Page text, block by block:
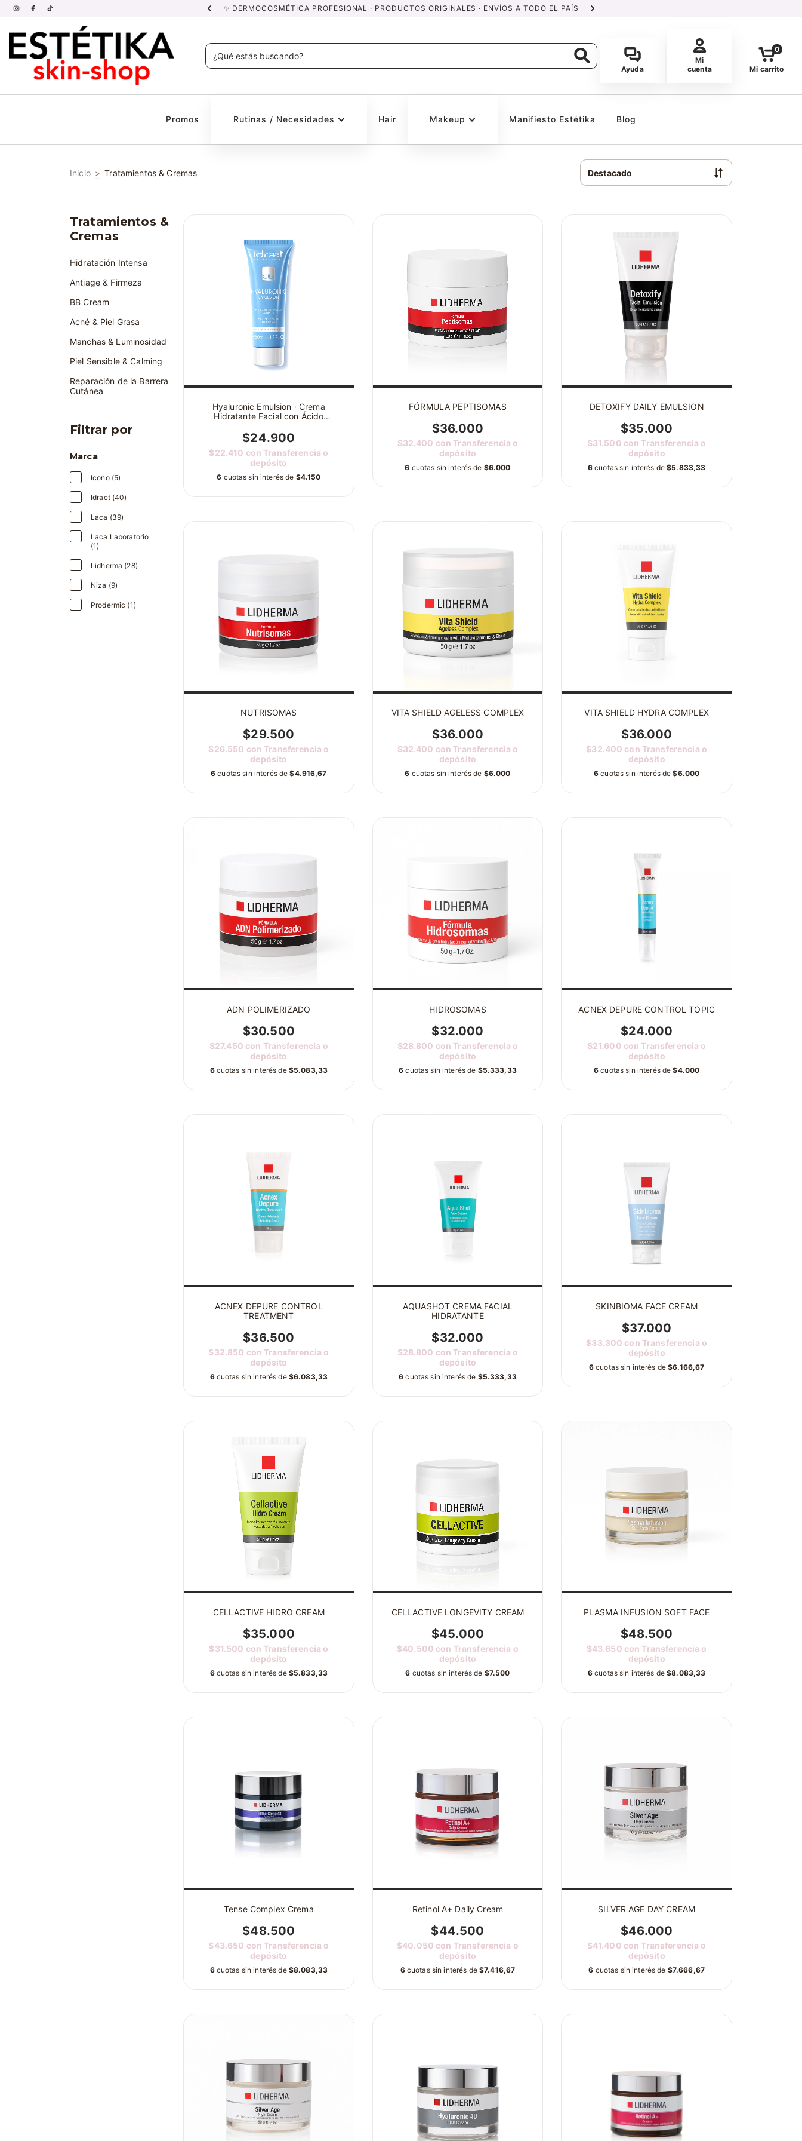
POR PROFESIONALES. ✨ DERMOCOSMÉTICA PROFESIONAL · PRODUCTOS ORIGINALES · ENVÍOS A TODO EL PAÍS
Ayuda
Mi
cuenta
Mi carrito
0
Promos Rutinas / Necesidades Hair Makeup Manifiesto Estétika Blog
Inicio > Tratamientos & Cremas
Tratamientos &
Cremas
Hidratación Intensa
Antiage & Firmeza
BB Cream
Acné & Piel Grasa
Manchas & Luminosidad
Piel Sensible & Calming
Reparación de la Barrera
Cutánea
Filtrar por
Marca
Icono (5)
Idraet (40)
Laca (39)
Laca Laboratorio
(1)
Lidherma (28)
Niza (9)
Prodermic (1)
Hyaluronic Emulsion · Crema
Hidratante Facial con Ácido
$24.900
$22.410 con Transferencia o
depósito
6 cuotas sin interés de $4.150
FÓRMULA PEPTISOMAS
$36.000
$32.400 con Transferencia o
depósito
6 cuotas sin interés de $6.000
DETOXIFY DAILY EMULSION
$35.000
$31.500 con Transferencia o
depósito
6 cuotas sin interés de$5.833,33
NUTRISOMAS
$29.500
$26.550 con Transferencia o
depósito
6 cuotas sin interés de$4.916,67
VITA SHIELD AGELESS COMPLEX
$36.000
$32.400 con Transferencia o
depósito
6 cuotas sin interés de $6.000
VITA SHIELD HYDRA COMPLEX
$36.000
$32.400 con Transferencia o
depósito
6 cuotas sin interés de$6.000
ADN POLIMERIZADO
$30.500
$27.450 con Transferencia o
depósito
6 cuotas sin interés de $5.083,33
HIDROSOMAS
$32.000
$28.800 con Transferencia o
depósito
6 cuotas sin interés de $5.333,33
ACNEX DEPURE CONTROL TOPIC
$24.000
$21.600 con Transferencia o
depósito
6 cuotas sin interés de$4.000
ACNEX DEPURE CONTROL
TREATMENT
$36.500
$32.850 con Transferencia o
depósito
6 cuotas sin interés de $6.083,33
AQUASHOT CREMA FACIAL
HIDRATANTE
$32.000
$28.800 con Transferencia o
depósito
6 cuotas sin interés de $5.333,33
SKINBIOMA FACE CREAM
$37.000
$33.300 con Transferencia o
depósito
6 cuotas sin interés de$6.166,67
CELLACTIVE HIDRO CREAM
$35.000
$31.500 con Transferencia o
depósito
6 cuotas sin interés de $5.833,33
CELLACTIVE LONGEVITY CREAM
$45.000
$40.500 con Transferencia o
depósito
6 cuotas sin interés de $7.500
PLASMA INFUSION SOFT FACE
$48.500
$43.650 con Transferencia o
depósito
6 cuotas sin interés de$8.083,33
Tense Complex Crema
$48.500
$43.650 con Transferencia o
depósito
6 cuotas sin interés de $8.083,33
Retinol A+ Daily Cream
$44.500
$40.050 con Transferencia o
depósito
6 cuotas sin interés de$7.416,67
SILVER AGE DAY CREAM
$46.000
$41.400 con Transferencia o
depósito
6 cuotas sin interés de $7.666,67